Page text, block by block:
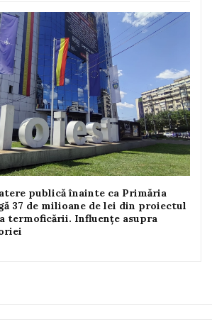
publică înainte ca Primăria
37 de milioane de lei din proiectul
termoficării. Influențe asupra